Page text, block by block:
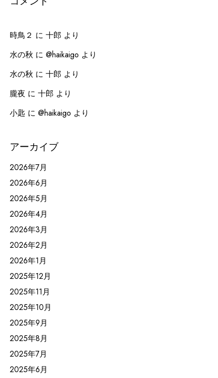
時鳥２ に 十郎 より
水の秋 に @haikaigo より
水の秋 に 十郎 より
朧夜 に 十郎 より
小匙 に @haikaigo より
アーカイブ
2026年7月
2026年6月
2026年5月
2026年4月
2026年3月
2026年2月
2026年1月
2025年12月
2025年11月
2025年10月
2025年9月
2025年8月
2025年7月
2025年6月